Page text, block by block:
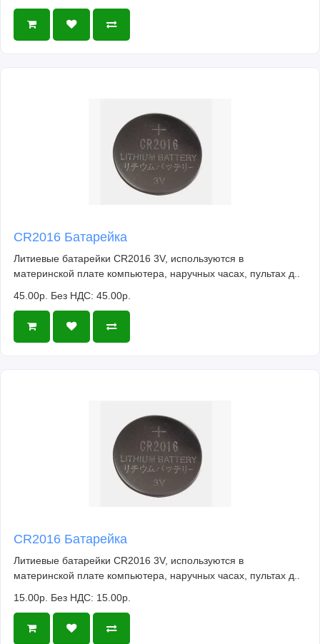
CR2016 Батарейка
Литиевые батарейки CR2016 3V, используются в
материнской плате компьютера, наручных часах, пультах д..
45.00р. Без НДС: 45.00р.
CR2016 Батарейка
Литиевые батарейки CR2016 3V, используются в
материнской плате компьютера, наручных часах, пультах д..
15.00р. Без НДС: 15.00р.